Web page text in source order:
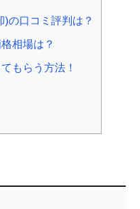
の口コミ評判は？
相場は？
もらう方法！